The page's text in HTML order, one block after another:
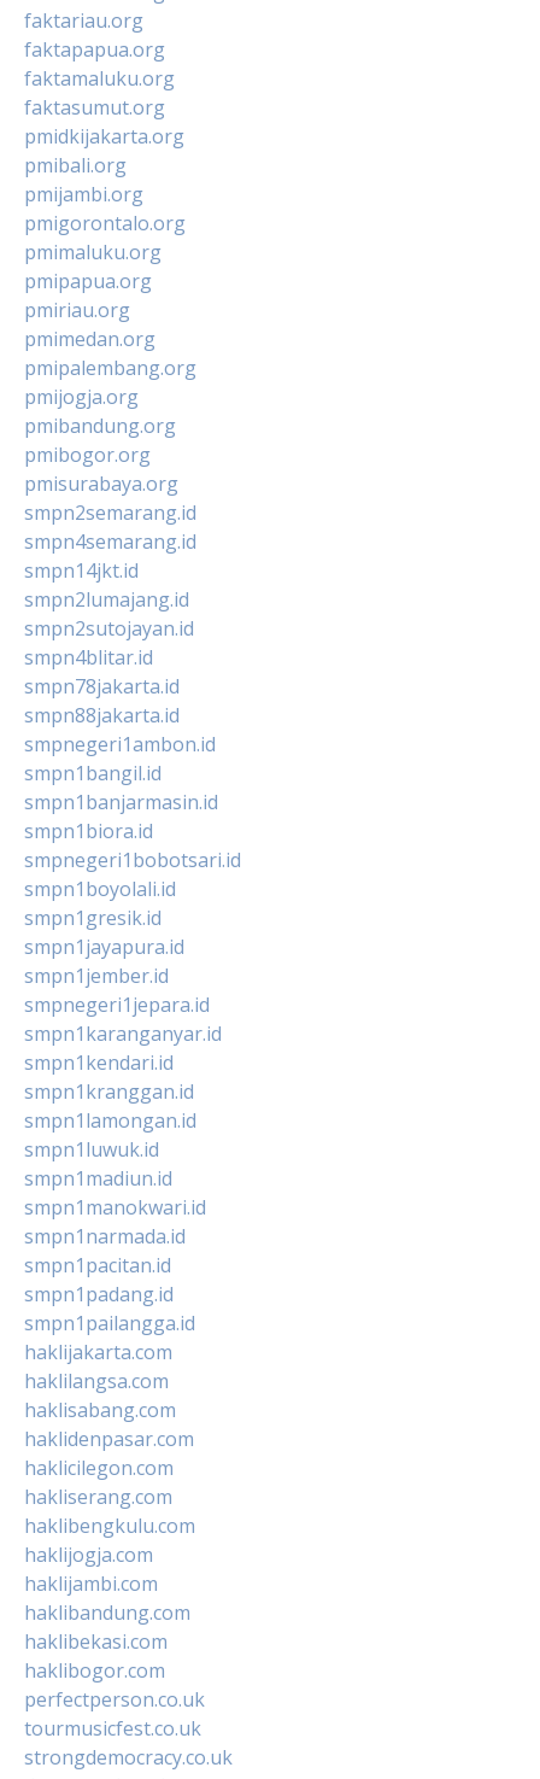
faktariau.org
faktapapua.org
faktamaluku.org
faktasumut.org
pmidkijakarta.org
pmibali.org
pmijambi.org
pmigorontalo.org
pmimaluku.org
pmipapua.org
pmiriau.org
pmimedan.org
pmipalembang.org
pmijogja.org
pmibandung.org
pmibogor.org
pmisurabaya.org
smpn2semarang.id
smpn4semarang.id
smpn14jkt.id
smpn2lumajang.id
smpn2sutojayan.id
smpn4blitar.id
smpn78jakarta.id
smpn88jakarta.id
smpnegeri1ambon.id
smpn1bangil.id
smpn1banjarmasin.id
smpn1biora.id
smpnegeri1bobotsari.id
smpn1boyolali.id
smpn1gresik.id
smpn1jayapura.id
smpn1jember.id
smpnegeri1jepara.id
smpn1karanganyar.id
smpn1kendari.id
smpn1kranggan.id
smpn1lamongan.id
smpn1luwuk.id
smpn1madiun.id
smpn1manokwari.id
smpn1narmada.id
smpn1pacitan.id
smpn1padang.id
smpn1pailangga.id
haklijakarta.com
haklilangsa.com
haklisabang.com
haklidenpasar.com
haklicilegon.com
hakliserang.com
haklibengkulu.com
haklijogja.com
haklijambi.com
haklibandung.com
haklibekasi.com
haklibogor.com
perfectperson.co.uk
tourmusicfest.co.uk
strongdemocracy.co.uk